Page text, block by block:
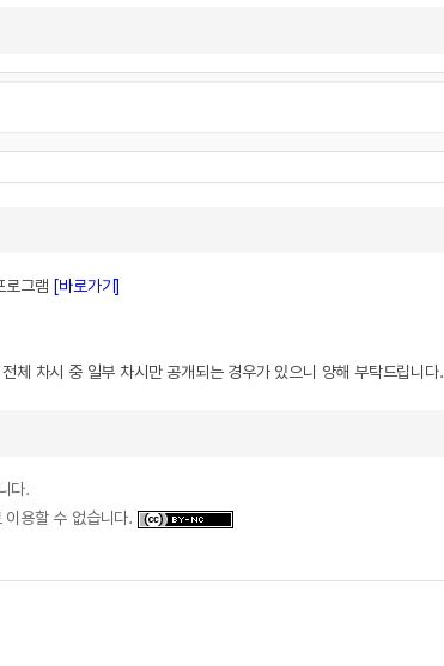
로그램 [바로가기]
체 차시 중 일부 차시만 공개되는 경우가 있으니 양해 부탁드립니다.
다.
용할 수 없습니다.